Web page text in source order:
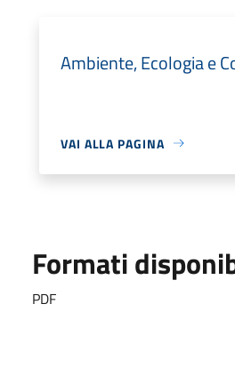
Ambiente, Ecologia e
VAI ALLA PAGINA
Formati
PDF